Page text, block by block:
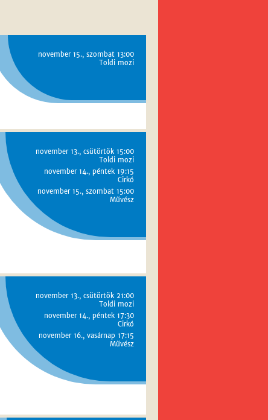
november 15., szombat 13:00
Toldi mozi
november 13., csütörtök 15:00
Toldi mozi
november 14., péntek 19:15
Cirkó
november 15., szombat 15:00
Művész
november 13., csütörtök 21:00
Toldi mozi
november 14., péntek 17:30
Cirkó
november 16., vasárnap 17:15
Művész